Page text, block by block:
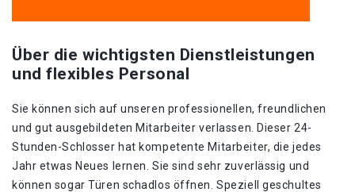
Über die wichtigsten Dienstleistungen
und flexibles Personal
Sie können sich auf unseren professionellen, freundlichen
und gut ausgebildeten Mitarbeiter verlassen. Dieser 24-
Stunden-Schlosser hat kompetente Mitarbeiter, die jedes
Jahr etwas Neues lernen. Sie sind sehr zuverlässig und
können sogar Türen schadlos öffnen. Speziell geschultes